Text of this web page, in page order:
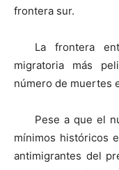
frontera sur.
La frontera
migratoria más
número de muertes
Pese a que el
mínimos históricos
antimigrantes del